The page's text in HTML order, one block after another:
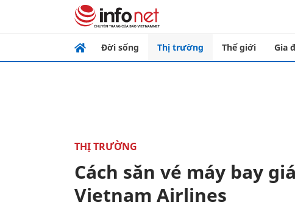
Đời sống Thị trường Thế giới Gia
THỊ TRƯỜNG
Cách săn vé máy bay
Vietnam Airlines